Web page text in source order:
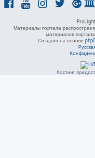
Материалы портала
материалов
Создано на основе
Хостинг